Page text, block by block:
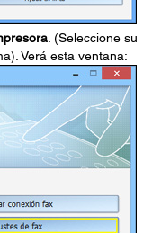
. (Seleccione su
Verá esta ventana: